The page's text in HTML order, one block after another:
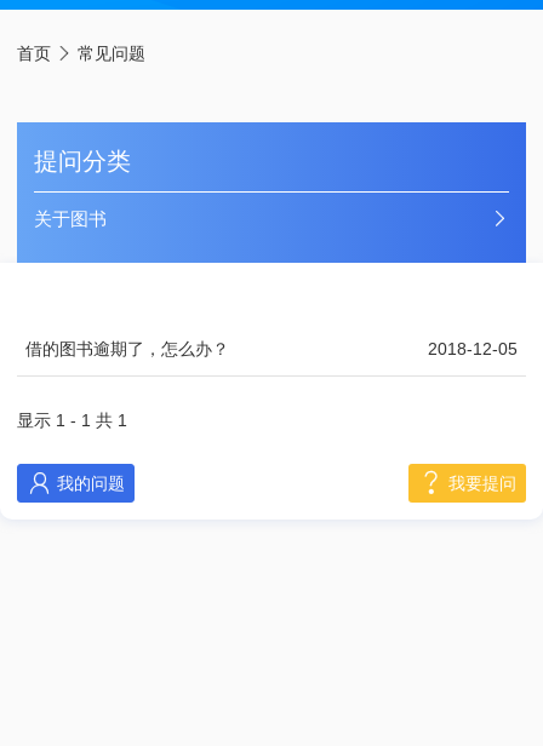
面
首页  常见问题
提问分类

关于图书
2018-12-05
借的图书逾期了，怎么办？
显示 1 - 1 共 1
 我的问题  我要提问